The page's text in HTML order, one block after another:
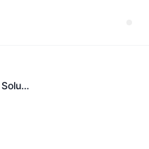
Dashboard WhatsApp: Solusi Manajemen Efektif untuk Bisnis Anda